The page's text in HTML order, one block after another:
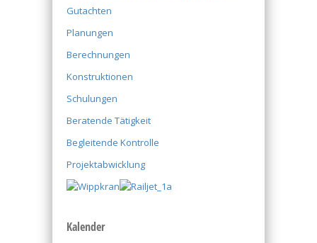
Gutachten
Planungen
Berechnungen
Konstruktionen
Schulungen
Beratende Tätigkeit
Begleitende Kontrolle
Projektabwicklung
Kalender